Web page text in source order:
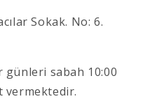
Sokak. No: 6.
günleri sabah 10:00
vermektedir.